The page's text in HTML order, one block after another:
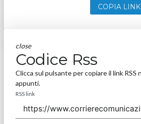
COPIA LINK
close
Codice Rss
Clicca sul pulsante per copiare il link RSS
appunti.
RSS link